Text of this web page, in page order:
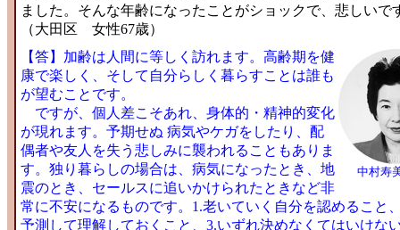
ました。そんな年齢になったことがショックで、悲しいで
（大田区 女性67歳）
中村寿
【答】加齢は人間に等しく訪れます。高齢期を健
康で楽しく、そして自分らしく暮らすことは誰も
が望むことです。
ですが、個人差こそあれ、身体的・精神的変化
が現れます。予期せぬ 病気やケガをしたり、配
偶者や友人を失う悲しみに襲われることもありま
す。独り暮らしの場合は、病気になったとき、地
震のとき、セールスに追いかけられたときなど非
常に不安になるものです。1.老いていく自分を認めること
予測して理解しておくこと、3.いずれ決めなくてはいけな